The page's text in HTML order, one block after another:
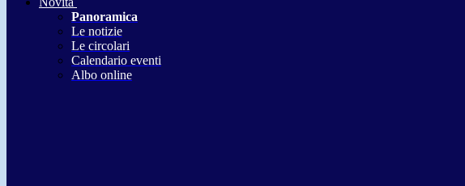
Panoramica
Le notizie
Le circolari
Calendario eventi
Albo online